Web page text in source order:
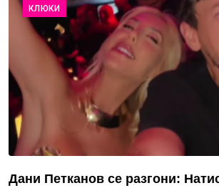
КЛЮКИ
Дани Петканов се разгони: